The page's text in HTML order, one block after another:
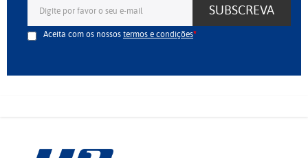
SUBSCREVA
Aceita com os nossostermos e condições